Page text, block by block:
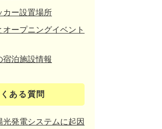
カー設置場所
オープニングイベント
宿泊施設情報
ある質問
光発電システムに起因